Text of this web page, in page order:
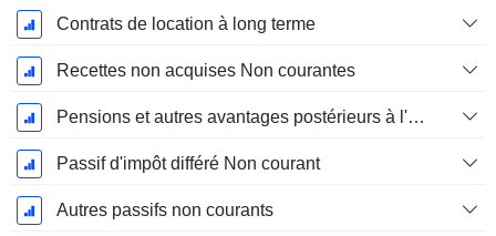
Contrats de location à long terme
Recettes non acquises Non courantes
Pensions et autres avantages postérieurs à l'emploi
Passif d'impôt différé Non courant
Autres passifs non courants